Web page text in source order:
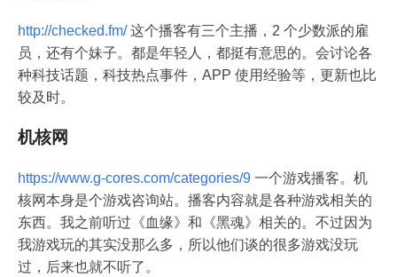
http://checked.fm/这个播客有三个主播，2 个少数派的雇
员，还有个妹子。都是年轻人，都挺有意思的。会讨论各
种科技话题，科技热点事件，APP 使用经验等，更新也比
较及时。
机核网
https://www.g-cores.com/categories/9 一个游戏播客。机
核网本身是个游戏咨询站。播客内容就是各种游戏相关的
东西。我之前听过《血缘》和《黑魂》相关的。不过因为
我游戏玩的其实没那么多，所以他们谈的很多游戏没玩
过，后来也就不听了。